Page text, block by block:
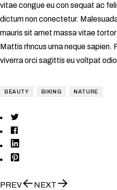
vitae congue eu con sequat ac
dictum non conectetur.
mauris sit amet massa vitae
Mattis rhncus urna neque sapien.
viverra orci sagittis eu voltpat
BEAUTY BIKING NATURE
PREV NEXT